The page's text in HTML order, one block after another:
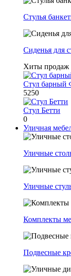
Стулья
Сиденья для
Хиты продаж
Стул барный
5250
Стул Бетти
0
Уличная
Уличные
Уличные
Комплекты
Подвесные